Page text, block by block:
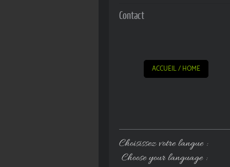
Contact
ACCUEIL / HOME
Choisissez votre langue :
Choose your language :